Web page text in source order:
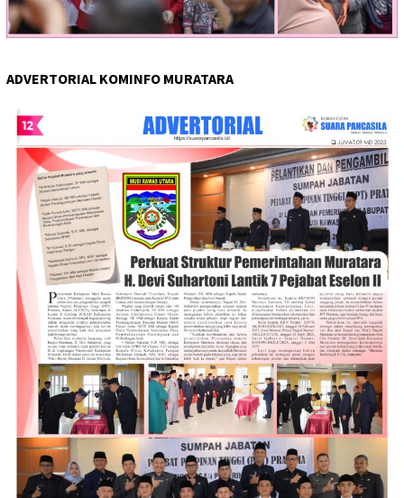
ADVERTORIAL KOMINFO MURATARA